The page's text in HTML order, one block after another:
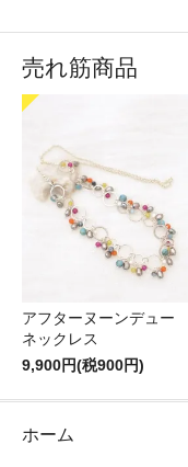
売れ筋商品
アフターヌーンデュー
ネックレス
9,900円(税900円)
ホーム